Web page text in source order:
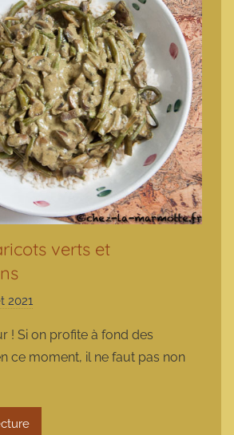
verts et
2021
r
m
r
! Si on profite à fond des
ce moment, il ne faut pas non